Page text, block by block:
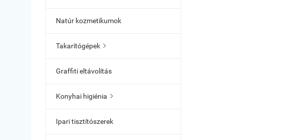
Natúr kozmetikumok
Takarítógépek 
Graffiti eltávolítás
Konyhai higiénia 
Ipari tisztítószerek